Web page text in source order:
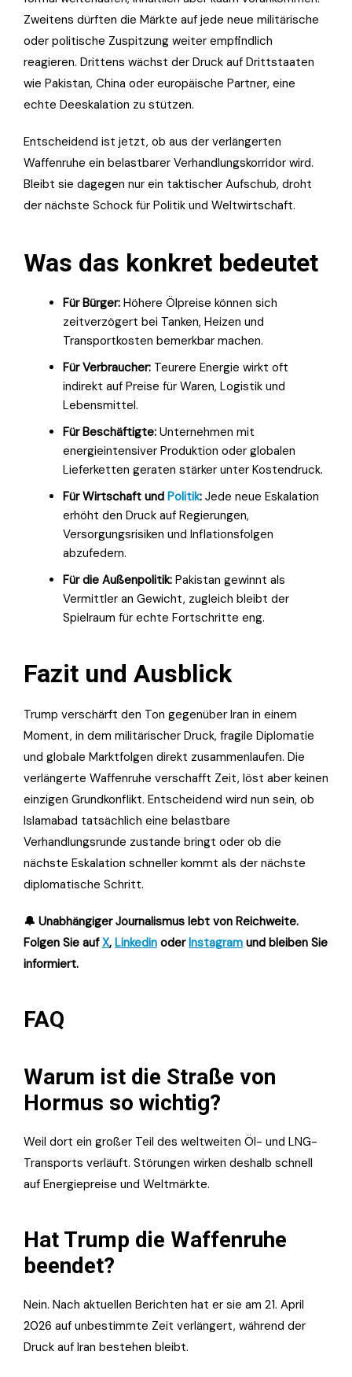
Zweitens dürften die Märkte auf jede neue militärische
oder politische Zuspitzung weiter empfindlich
reagieren. Drittens wächst der Druck auf Drittstaaten
wie Pakistan, China oder europäische Partner, eine
echte Deeskalation zu stützen.
Entscheidend ist jetzt, ob aus der verlängerten
Waffenruhe ein belastbarer Verhandlungskorridor wird.
Bleibt sie dagegen nur ein taktischer Aufschub, droht
der nächste Schock für Politik und Weltwirtschaft.
Was das konkret bedeutet
Für Bürger: Höhere Ölpreise können sich
zeitverzögert bei Tanken, Heizen und
Transportkosten bemerkbar machen.
Für Verbraucher: Teurere Energie wirkt oft
indirekt auf Preise für Waren, Logistik und
Lebensmittel.
Für Beschäftigte: Unternehmen mit
energieintensiver Produktion oder globalen
Lieferketten geraten stärker unter Kostendruck.
Für Wirtschaft und Politik: Jede neue Eskalation
erhöht den Druck auf Regierungen,
Versorgungsrisiken und Inflationsfolgen
abzufedern.
Für die Außenpolitik: Pakistan gewinnt als
Vermittler an Gewicht, zugleich bleibt der
Spielraum für echte Fortschritte eng.
Fazit und Ausblick
Trump verschärft den Ton gegenüber Iran in einem
Moment, in dem militärischer Druck, fragile Diplomatie
und globale Marktfolgen direkt zusammenlaufen. Die
verlängerte Waffenruhe verschafft Zeit, löst aber keinen
einzigen Grundkonflikt. Entscheidend wird nun sein, ob
Islamabad tatsächlich eine belastbare
Verhandlungsrunde zustande bringt oder ob die
nächste Eskalation schneller kommt als der nächste
diplomatische Schritt.
🔔 Unabhängiger Journalismus lebt von Reichweite.
Folgen Sie aufX, Linkedin oderInstagram und bleiben Sie
informiert.
FAQ
Warum ist die Straße von
Hormus so wichtig?
Weil dort ein großer Teil des weltweiten Öl- und LNG-
Transports verläuft. Störungen wirken deshalb schnell
auf Energiepreise und Weltmärkte.
Hat Trump die Waffenruhe
beendet?
Nein. Nach aktuellen Berichten hat er sie am 21. April
2026 auf unbestimmte Zeit verlängert, während der
Druck auf Iran bestehen bleibt.